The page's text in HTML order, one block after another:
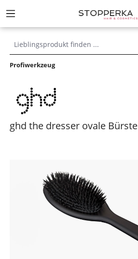
springen
Profiwerkzeug
ghd the dresser ovale Bürste